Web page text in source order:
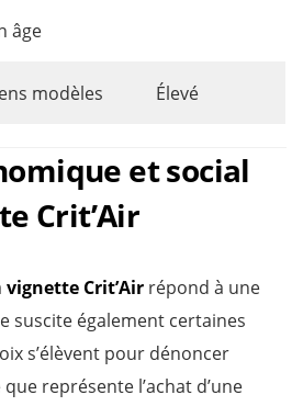
âge
modèles Élevé
et social
Crit’Air
vignette Crit’Air répond à une
suscite également certaines
s’élèvent pour dénoncer
représente l’achat d’une